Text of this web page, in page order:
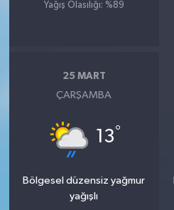
Yağış Olasılığı: %89
25 MART
ÇARŞAMBA
13°
Bölgesel düzensiz yağmur
yağışlı